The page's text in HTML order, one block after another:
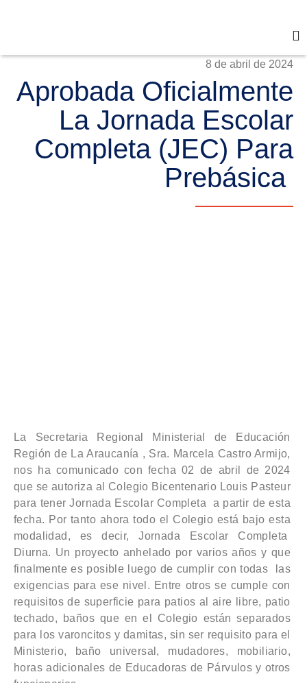
8 de abril de 2024
Aprobada Oficialmente
La Jornada Escolar
Completa (JEC) Para
Prebásica
La Secretaria Regional Ministerial de Educación
Región de La Araucanía , Sra. Marcela Castro Armijo,
nos ha comunicado con fecha 02 de abril de 2024
que se autoriza al Colegio Bicentenario Louis Pasteur
para tener Jornada Escolar Completa a partir de esta
fecha. Por tanto ahora todo el Colegio está bajo esta
modalidad, es decir, Jornada Escolar Completa
Diurna. Un proyecto anhelado por varios años y que
finalmente es posible luego de cumplir con todas las
exigencias para ese nivel. Entre otros se cumple con
requisitos de superficie para patios al aire libre, patio
techado, baños que en el Colegio están separados
para los varoncitos y damitas, sin ser requisito para el
Ministerio, baño universal, mudadores, mobiliario,
horas adicionales de Educadoras de Párvulos y otros